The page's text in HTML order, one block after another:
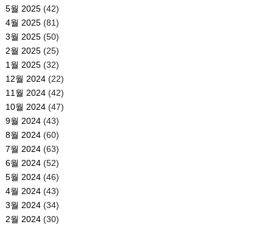
5월 2025(42)
4월 2025(81)
3월 2025(50)
2월 2025(25)
1월 2025(32)
12월 2024(22)
11월 2024(42)
10월 2024(47)
9월 2024(43)
8월 2024(60)
7월 2024(63)
6월 2024(52)
5월 2024(46)
4월 2024(43)
3월 2024(34)
2월 2024(30)